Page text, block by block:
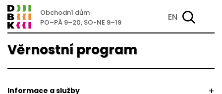
Obchodní dům
PO–PÁ 9–20, SO-NE 9–19
EN
Věrnostní program
Informace a služby